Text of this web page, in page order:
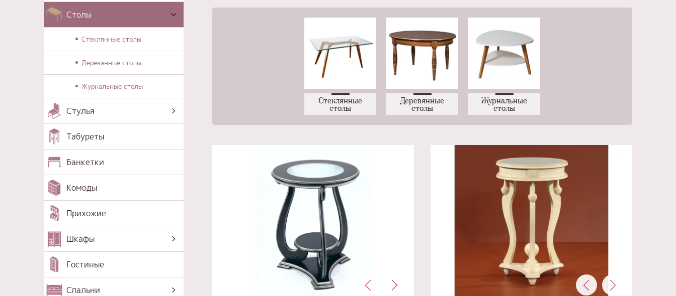
Столы
Стеклянные столы
Деревянные столы
Журнальные столы
Стулья
Табуреты
Банкетки
Комоды
Прихожие
Шкафы
Гостиные
Спальни
Стеклянные
столы
Деревянные
столы
Журнальные
столы